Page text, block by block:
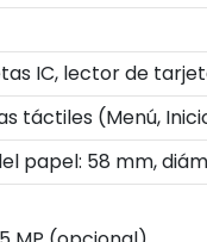
IC, lector de
táctiles (Menú,
papel: 58 mm,